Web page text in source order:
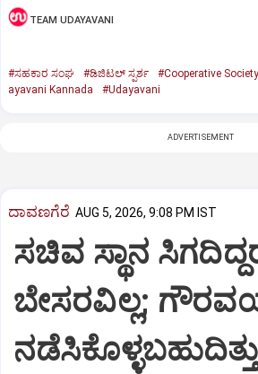
TEAM UDAYAVANI
#ಸಹಕಾರ ಸಂಘ #ಡಿಜಿಟಲ್‌ ಸ್ಪರ್ಶ #Cooperative Society
ayavani Kannada
#Udayavani
ADVERTISEMENT
ದಾವಣಗೆರೆ AUG 5, 2026, 9:08 PM IST
ಸಚಿವ ಸ್ಥಾನ
ಬೇಸರವಿಲ್ಲ;